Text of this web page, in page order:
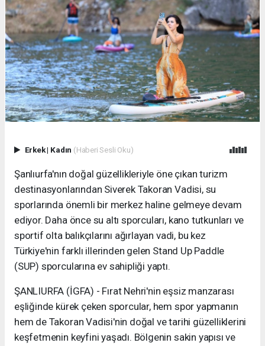
Erkek| Kadın (Haberi Sesli Oku)
Şanlıurfa'nın doğal güzellikleriyle öne çıkan turizm
destinasyonlarından Siverek Takoran Vadisi, su
sporlarında önemli bir merkez haline gelmeye devam
ediyor. Daha önce su altı sporcuları, kano tutkunları ve
sportif olta balıkçılarını ağırlayan vadi, bu kez
Türkiye'nin farklı illerinden gelen Stand Up Paddle
(SUP) sporcularına ev sahipliği yaptı.
ŞANLIURFA (İGFA) - Fırat Nehri'nin eşsiz manzarası
eşliğinde kürek çeken sporcular, hem spor yapmanın
hem de Takoran Vadisi'nin doğal ve tarihi güzelliklerini
keşfetmenin keyfini yaşadı. Bölgenin sakin yapısı ve